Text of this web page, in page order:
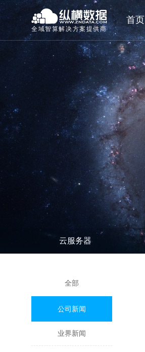
全域智算解决方案提供商
首页
云服务器
全部
公司新闻
业界新闻